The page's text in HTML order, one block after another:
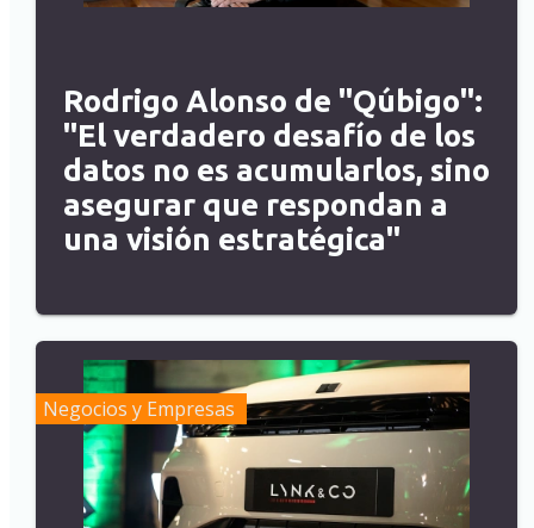
Rodrigo Alonso de "Qúbigo":
"El verdadero desafío de los
datos no es acumularlos, sino
asegurar que respondan a
una visión estratégica"
Negocios y Empresas